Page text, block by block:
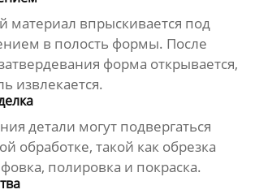
материал впрыскивается под
в полость формы. После
форма открывается,
извлекается.
детали могут подвергаться
обработке, такой как обрезка
полировка и покраска.